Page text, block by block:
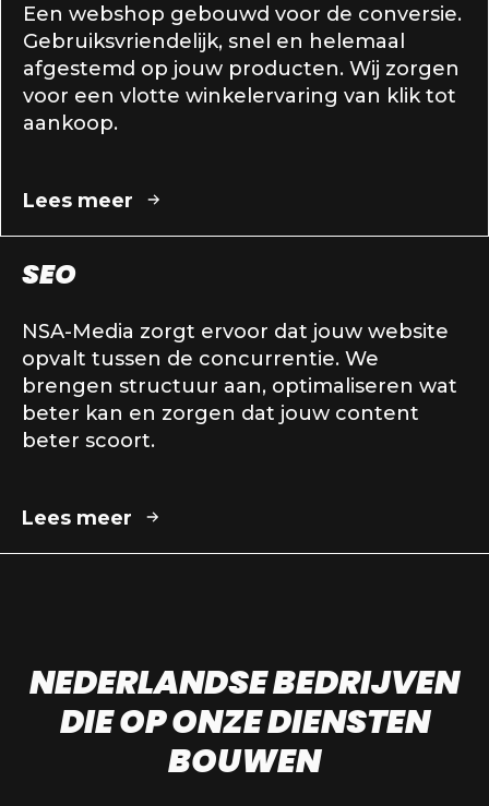
Een webshop gebouwd voor de conversie.
Gebruiksvriendelijk, snel en helemaal
afgestemd op jouw producten. Wij zorgen
voor een vlotte winkelervaring van klik tot
aankoop.
Lees meer
SEO
NSA-Media zorgt ervoor dat jouw website
opvalt tussen de concurrentie. We
brengen structuur aan, optimaliseren wat
beter kan en zorgen dat jouw content
beter scoort.
Lees meer
NEDERLANDSE BEDRIJVEN
DIE OP ONZE DIENSTEN
BOUWEN